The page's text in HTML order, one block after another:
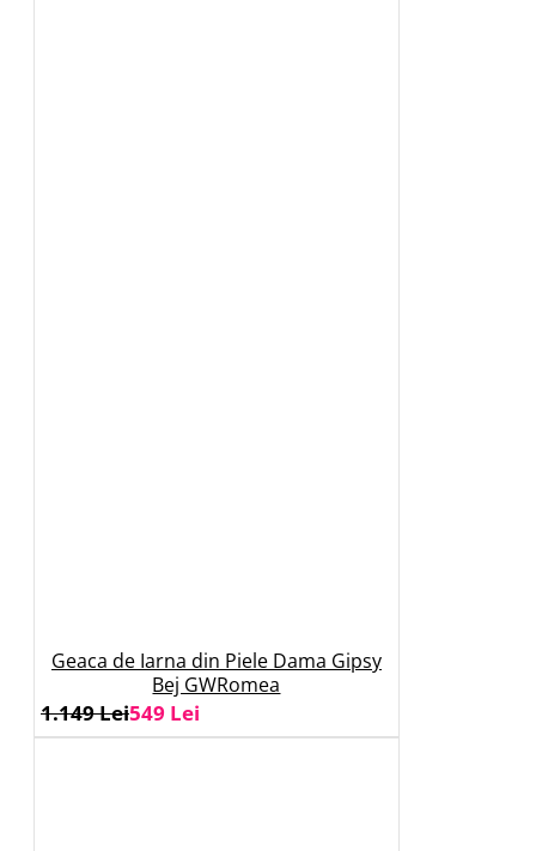
Geaca de Iarna din Piele Dama Gipsy
Bej GWRomea
549 Lei
1.149 Lei